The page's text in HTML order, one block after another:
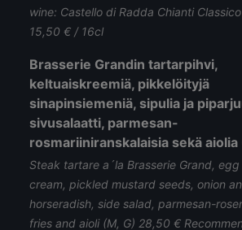
wine: Castello di Radda Chianti
15,50 € / 16cl
Brasserie Grandin tartarpihvi,
keltuaiskreemiä, pikkelöityjä
sinapinsiemeniä, sipulia ja
sivusalaatti, parmesan-
rosmariiniranskalaisia sekä aiolia
Steak tartare a´la Brasserie Grand,
cream, pickled mustard seeds, onion
horseradish, side salad, parmesan-
fries and aioli (M, G) 28,50 €